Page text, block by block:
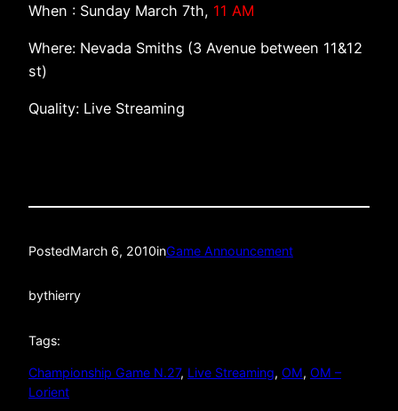
When : Sunday March 7th, 11 AM
Where: Nevada Smiths (3 Avenue between 11&12
st)
Quality: Live Streaming
PostedMarch 6, 2010inGame Announcement
bythierry
Tags:
Championship Game N.27, Live Streaming, OM, OM –
Lorient